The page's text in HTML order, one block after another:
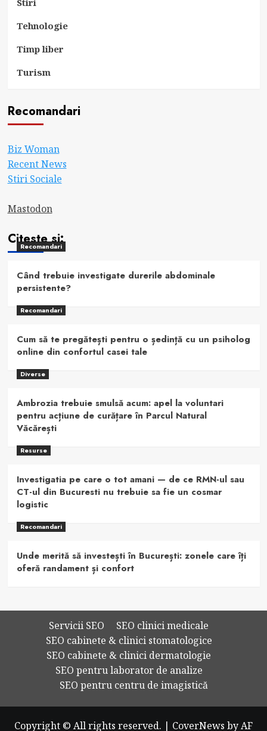
Tehnologie
Timp liber
Turism
Recomandari
Biz Woman
Recent News
Stiri Sociale
Mastodon
Citeste si:
Recomandari
Când trebuie investigate durerile abdominale
persistente?
Recomandari
Cum să te pregătești pentru o ședință cu un psiholog
online din confortul casei tale
Diverse
Ambrozia trebuie smulsă acum: apel la voluntari
pentru acțiune de curățare în Parcul Natural
Văcărești
Resurse
Investigatia pe care o tot amani — de ce RMN-ul sau
CT-ul din Bucuresti nu trebuie sa fie un cosmar
logistic
Recomandari
Unde merită să investești în București: zonele care îți
oferă randament și confort
Servicii SEO
SEO clinici medicale
SEO cabinete & clinici stomatologice
SEO cabinete & clinici dermatologie
SEO pentru laborator de analize
SEO pentru centru de imagistică
Copyright © All rights reserved. | CoverNews by AF